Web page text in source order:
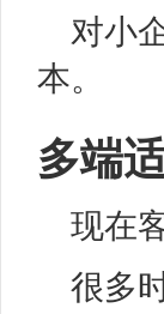
对小
本。
多端
现在
很多